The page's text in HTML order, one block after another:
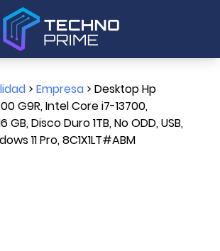
> Empresa> Desktop Hp
G9R, Intel Core i7-13700,
GB, Disco Duro 1TB, No ODD, USB,
11 Pro, 8C1X1LT#ABM